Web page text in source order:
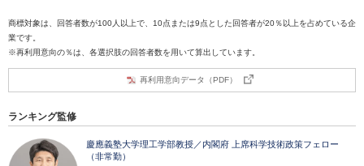
商標対象は、回答者数が100人以上で、10点または9点とした回答者が20％以上を占めている企
業です。
※再利用意向の％は、各選択肢の回答者数を用いて算出しています。
再利用意向データ（PDF）
ランキング監修
慶應義塾大学理工学部教授／内閣府 上席科学技術政策フェロー
（非常勤）